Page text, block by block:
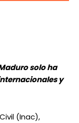
solo ha
y
(Inac),